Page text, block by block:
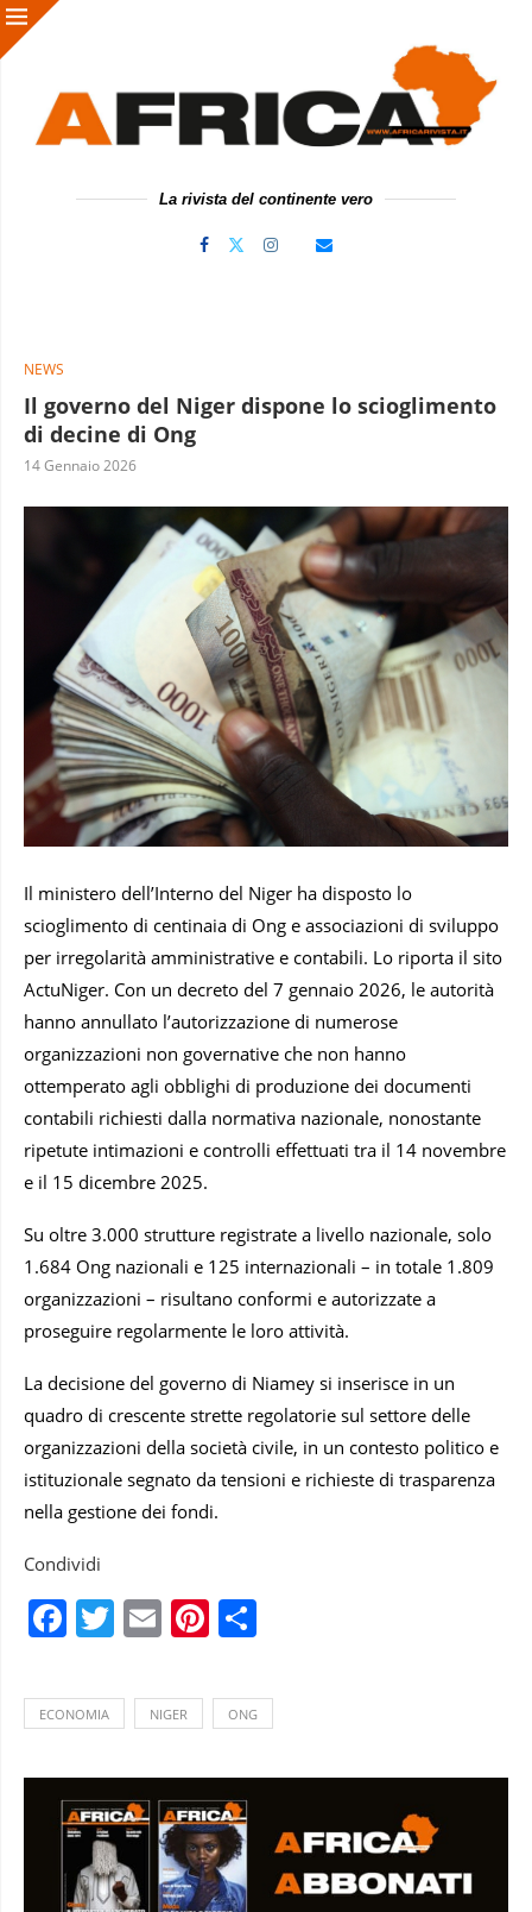
La rivista del continente vero
NEWS
Il governo del Niger dispone lo scioglimento
di decine di Ong
14 Gennaio 2026
Il ministero dell’Interno del Niger ha disposto lo
scioglimento di centinaia di Ong e associazioni di sviluppo
per irregolarità amministrative e contabili. Lo riporta il sito
ActuNiger. Con un decreto del 7 gennaio 2026, le autorità
hanno annullato l’autorizzazione di numerose
organizzazioni non governative che non hanno
ottemperato agli obblighi di produzione dei documenti
contabili richiesti dalla normativa nazionale, nonostante
ripetute intimazioni e controlli effettuati tra il 14 novembre
e il 15 dicembre 2025.
Su oltre 3.000 strutture registrate a livello nazionale, solo
1.684 Ong nazionali e 125 internazionali – in totale 1.809
organizzazioni – risultano conformi e autorizzate a
proseguire regolarmente le loro attività.
La decisione del governo di Niamey si inserisce in un
quadro di crescente strette regolatorie sul settore delle
organizzazioni della società civile, in un contesto politico e
istituzionale segnato da tensioni e richieste di trasparenza
nella gestione dei fondi.
Condividi
Facebook
Twitter
EmailPinterest
ECONOMIA NIGER ONG